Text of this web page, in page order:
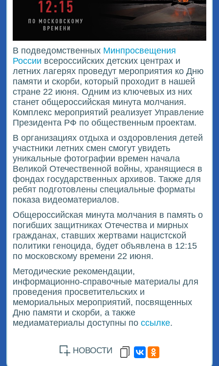
В подведомственных Минпросвещения
России всероссийских детских центрах и
летних лагерях проведут мероприятия ко Дню
памяти и скорби, который проходит в нашей
стране 22 июня. Одним из ключевых из них
станет общероссийская минута молчания.
Комплекс мероприятий реализует Управление
Президента РФ по общественным проектам.
В организациях отдыха и оздоровления детей
участники летних смен смогут увидеть
уникальные фотографии времен начала
Великой Отечественной войны, хранящиеся в
фондах государственных архивов. Также для
ребят подготовлены специальные форматы
показа видеоматериалов.
Общероссийская минута молчания в память о
погибших защитниках Отечества и мирных
гражданах, ставших жертвами нацистской
политики геноцида, будет объявлена в 12:15
по московскому времени 22 июня.
Методические рекомендации,
информационно-справочные материалы для
проведения просветительских и
мемориальных мероприятий, посвященных
Дню памяти и скорби, а также
медиаматериалы доступны по ссылке.
НОВОСТИ